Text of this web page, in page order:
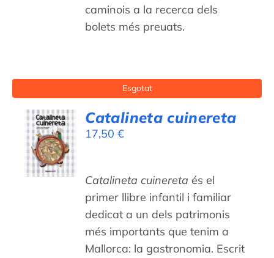
caminois a la recerca dels
bolets més preuats.
Esgotat
DETALLS
Catalineta cuinereta
17,50€
Catalineta cuinereta és el
primer llibre infantil i familiar
dedicat a un dels patrimonis
més importants que tenim a
Mallorca: la gastronomia. Escrit